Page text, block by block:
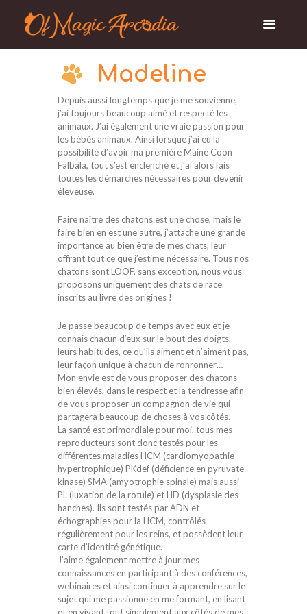
Madeline
Depuis aussi longtemps que je me souvienne,
j’ai toujours beaucoup aimé et respecté les
animaux. J’ai également une vraie passion pour
les bébés animaux. Ainsi lorsque j’ai eu la
possibilité d’avoir ma première Maine Coon
Falbala, tout s’est enclenché et j’ai alors fais
toutes les démarches nécessaires pour devenir
éleveuse.
Faire naître des chatons est une chose, mais le
faire bien en est une autre, j’attache une grande
importance au bien être de mes chats, leur
offrant tout ce que j’estime nécessaire. Tous nos
chatons sont LOOF, sans exception, nous vous
proposons uniquement des chats de race
inscrits au livre des origines !
Je passe beaucoup de temps avec eux et je
connais chacun d’eux sur le bout des doigts,
leurs habitudes, ce qu’ils aiment et n’aiment pas,
leur façon unique à chacun de ronronner…
Mon envie est de vous proposer des chatons
bien élevés, dans le respect et la tendresse afin
de vous proposer un compagnon de vie qui
partagera beaucoup de choses à vos côtés.
La santé est primordiale pour moi, tous mes
reproducteurs sont donc testés pour les
différentes maladies HCM (cardiomyopathie
hypertrophique) PKdef (déficience en pyruvate
kinase) SMA (amyotrophie spinale) mais aussi
PL (luxation de la rotule) et HD (dysplasie des
hanches). Ils sont testés par ADN et
échographies pour la HCM, contrôlés
régulièrement pour les reins, et possèdent leur
carte d’identité génétique.
J’aime également mettre à jour mes
connaissances en participant à des conférences,
webinaires et ainsi continuer à apprendre sur le
sujet qui me passionne en me formant, en lisant